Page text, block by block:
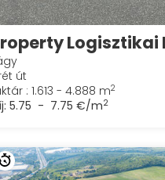
Logisztikai
út
: 1.613 - 4.888 m2
5.75 - 7.75 €/m2